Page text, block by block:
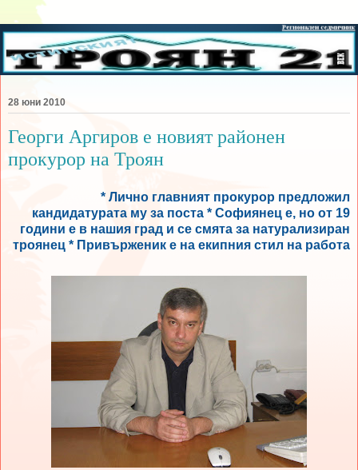
28 юни 2010
Георги Аргиров е новият районен
прокурор на Троян
* Лично главният прокурор предложил
кандидатурата му за поста * Софиянец е, но от 19
години е в нашия град и се смята за натурализиран
троянец * Привърженик е на екипния стил на работа